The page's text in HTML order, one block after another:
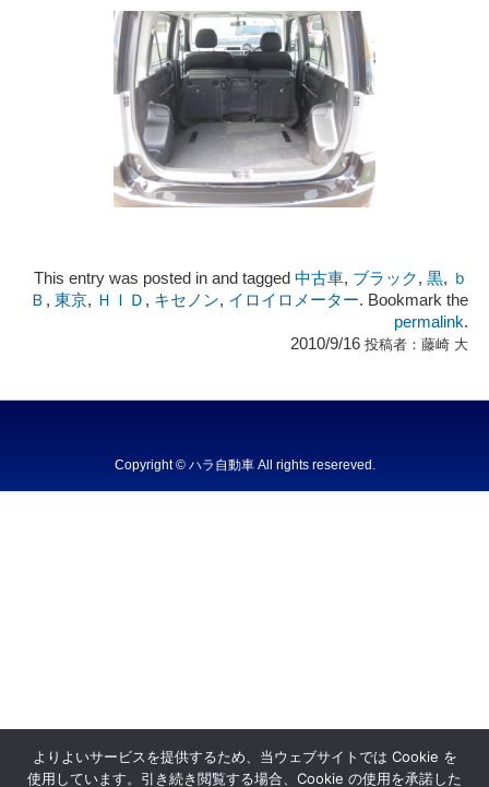
This entry was posted in and tagged中古車, ブラック,黒, ｂ
Ｂ ,東京, ＨＩＤ , キセノン, イロイロメーター. Bookmark the
permalink.
2010/9/16 投稿者：藤崎 大
Copyright © ハラ自動車 All rights resereved.Powered by DJCOM Inc.
よりよいサービスを提供するため、当ウェブサイトでは Cookie を
使用しています。引き続き閲覧する場合、Cookie の使用を承諾した